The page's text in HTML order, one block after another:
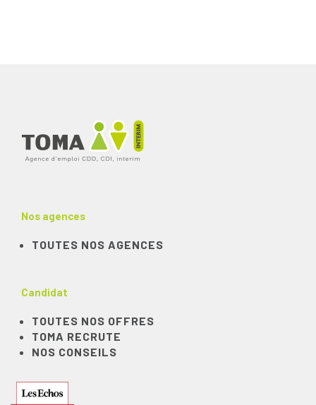
Nos agences
TOUTES NOS AGENCES
Candidat
TOUTES NOS OFFRES
TOMA RECRUTE
NOS CONSEILS